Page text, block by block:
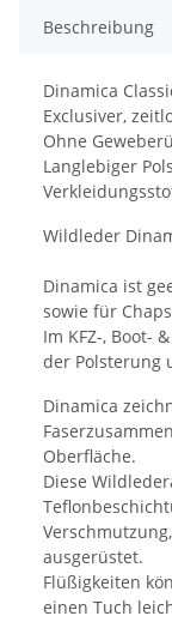
Beschreibung
Dinamica
Exclusiver,
Ohne
Langlebiger
Wildleder
Dinamica ist
sowie für
Im KFZ-, Boot-
der Polsterung
Dinamica
Oberfläche.
Diese
ausgerüstet.
Flüßigkeiten
einen Tuch